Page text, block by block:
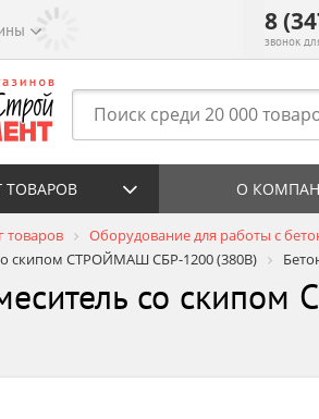
8
звонок
ТОВАРОВ О
товаров Оборудование для работы с
скипом СТРОЙМАШ СБР-1200 (380В)
со